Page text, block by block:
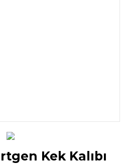
Kek Kalıbı